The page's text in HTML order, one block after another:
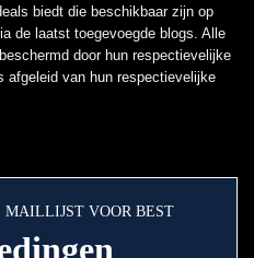
biedt die beschikbaar zijn op
de laatst toegevoegde blogs. Alle
door hun respectievelijke
afgeleid van hun respectievelijke
VOOR BEST